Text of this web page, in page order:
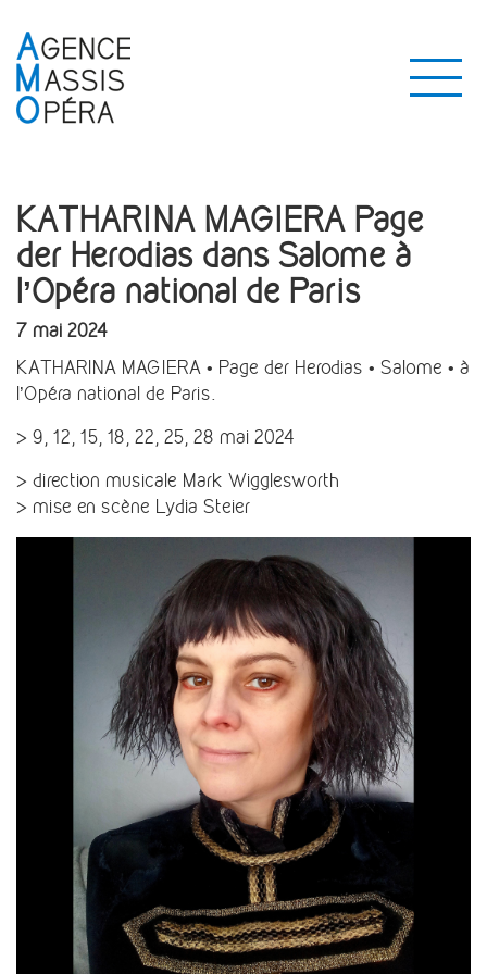
KATHARINA MAGIERA Page
der Herodias dans Salome à
l’Opéra national de Paris
7 mai 2024
KATHARINA MAGIERA • Page der Herodias • Salome • à
l’Opéra national de Paris.
> 9, 12, 15, 18, 22, 25, 28 mai 2024
> direction musicale Mark Wigglesworth
> mise en scène Lydia Steier